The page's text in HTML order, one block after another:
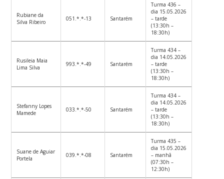
Rubiane da
Silva Ribeiro
051.*.*-13 Santarém
Turma 436 –
dia 15.05.2026
– tarde
(13:30h –
18:30h)
Rusileia Maia
Lima Silva
993.*.*-49 Santarém
Turma 434 –
dia 14.05.2026
– tarde
(13:30h –
18:30h)
Stefanny Lopes
Mamede
033.*.*-50 Santarém
Turma 434 –
dia 14.05.2026
– tarde
(13:30h –
18:30h)
Suane de Aguiar
Portela
039.*.*-08 Santarém
Turma 435 –
dia 15.05.2026
– manhã
(07:30h –
12:30h)